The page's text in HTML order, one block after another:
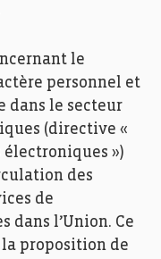
le
personnel et
dans le secteur
(directive «
»)
des
de
dans l’Union. Ce
proposition de